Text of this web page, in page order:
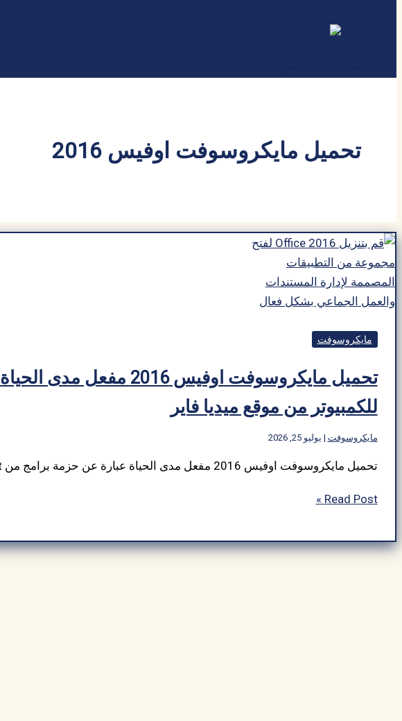
تحميل مايكروسوفت اوفيس 2016
مايكروسوفت
تحميل مايكروسوفت اوفيس 2016 مفعل مدى الحياة
للكمبيوتر من موقع ميديا فاير
مايكروسوفت | يوليو 25, 2026
تحميل
اوفيس
2016
Read Post »